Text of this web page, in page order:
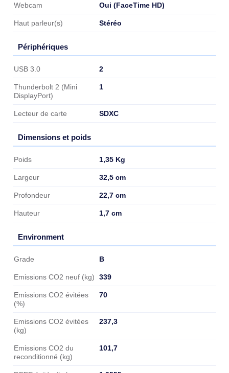
Webcam Oui (FaceTime HD)
Haut parleur(s) Stéréo
Périphériques
Périphériques
USB 3.0 2
Thunderbolt 2 (Mini
DisplayPort)
1
Lecteur de carte SDXC
Dimensions et poids
Dimensions et poids
Poids 1,35 Kg
Largeur 32,5 cm
Profondeur 22,7 cm
Hauteur 1,7 cm
Environment
Environment
Grade B
Emissions CO2 neuf (kg) 339
Emissions CO2 évitées
(%)
70
Emissions CO2 évitées
(kg)
237,3
Emissions CO2 du
reconditionné (kg)
101,7